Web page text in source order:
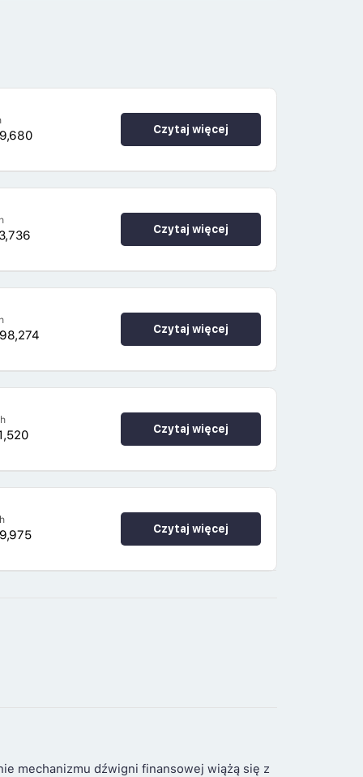
Czytaj więcej
Czytaj więcej
Czytaj więcej
Czytaj więcej
Czytaj więcej
mechanizmu dźwigni finansowej wiążą się z